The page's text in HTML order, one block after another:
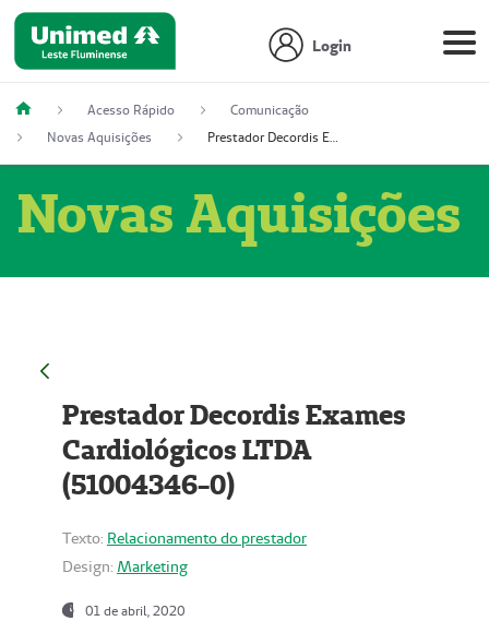
Login
Acesso Rápido
Comunicação
Novas Aquisições
Prestador Decordis Exames Cardiológicos LTDA (51004346-0)
Novas Aquisições
Prestador Decordis Exames
Cardiológicos LTDA
(51004346-0)
Texto: Relacionamento do prestador
Design: Marketing
01 de abril, 2020